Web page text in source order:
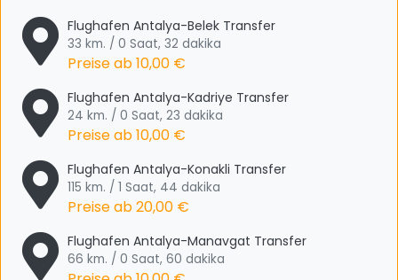
Flughafen Antalya-Belek Transfer
33 km. / 0 Saat, 32 dakika
Preise ab10,00 €
Flughafen Antalya-Kadriye Transfer
24 km. / 0 Saat, 23 dakika
Preise ab10,00 €
Flughafen Antalya-Konakli Transfer
115 km. / 1 Saat, 44 dakika
Preise ab20,00 €
Flughafen Antalya-Manavgat Transfer
66 km. / 0 Saat, 60 dakika